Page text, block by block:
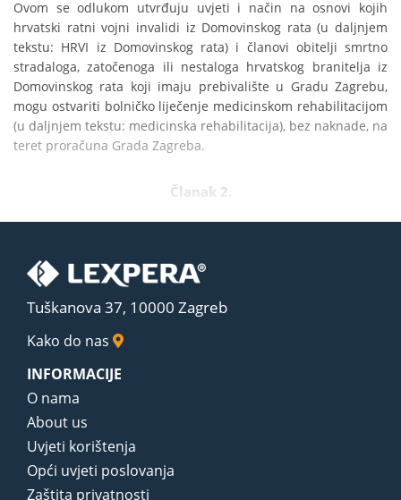
Ovom se odlukom utvrđuju uvjeti i način na osnovi kojih
hrvatski ratni vojni invalidi iz Domovinskog rata (u daljnjem
tekstu: HRVI iz Domovinskog rata) i članovi obitelji smrtno
stradaloga, zatočenoga ili nestaloga hrvatskog branitelja iz
Domovinskog rata koji imaju prebivalište u Gradu Zagrebu,
mogu ostvariti bolničko liječenje medicinskom rehabilitacijom
(u daljnjem tekstu: medicinska rehabilitacija), bez naknade, na
teret proračuna Grada Zagreba.
Članak 2.
Tuškanova 37, 10000 Zagreb
Kako do nas
INFORMACIJE
O nama
About us
Uvjeti korištenja
Opći uvjeti poslovanja
Zaštita privatnosti